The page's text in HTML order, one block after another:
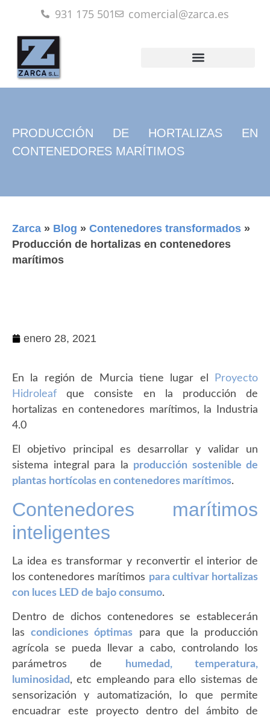
931 175 501 comercial@zarca.es
PRODUCCIÓN DE HORTALIZAS EN
CONTENEDORES MARÍTIMOS
Zarca » Blog » Contenedores transformados »
Producción de hortalizas en contenedores
marítimos
enero 28, 2021
En la región de Murcia tiene lugar el
Proyecto
Hidroleaf que consiste en la producción de
hortalizas en contenedores marítimos, la Industria
4.0
El objetivo principal es desarrollar y validar un
sistema integral para la producción sostenible de
plantas hortícolas en contenedores marítimos.
Contenedores marítimos
inteligentes
La idea es transformar y reconvertir el interior de
los contenedores marítimos para cultivar hortalizas
con luces LED de bajo consumo.
Dentro de dichos contenedores se establecerán
lascondiciones óptimas para que la producción
agrícola se pueda llevar a cabo, controlando los
parámetros de
humedad, temperatura,
luminosidad, etc empleando para ello sistemas de
sensorización y automatización, lo que permite
encuadrar este proyecto dentro del ámbito de